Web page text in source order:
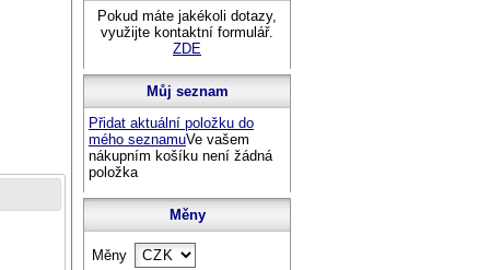
Pokud máte jakékoli dotazy,
využijte kontaktní formulář.
ZDE
Můj seznam
Přidat aktuální položku do
mého seznamuVe vašem
nákupním košíku není žádná
položka
Měny
Měny